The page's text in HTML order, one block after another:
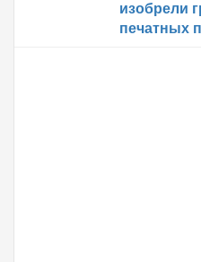
изобрели
печатных